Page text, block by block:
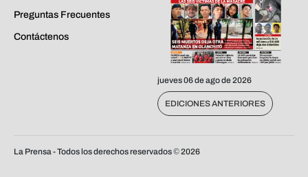
Preguntas Frecuentes
Contáctenos
jueves 06 de ago de 2026
EDICIONES ANTERIORES
La Prensa - Todos los derechos reservados ©2026